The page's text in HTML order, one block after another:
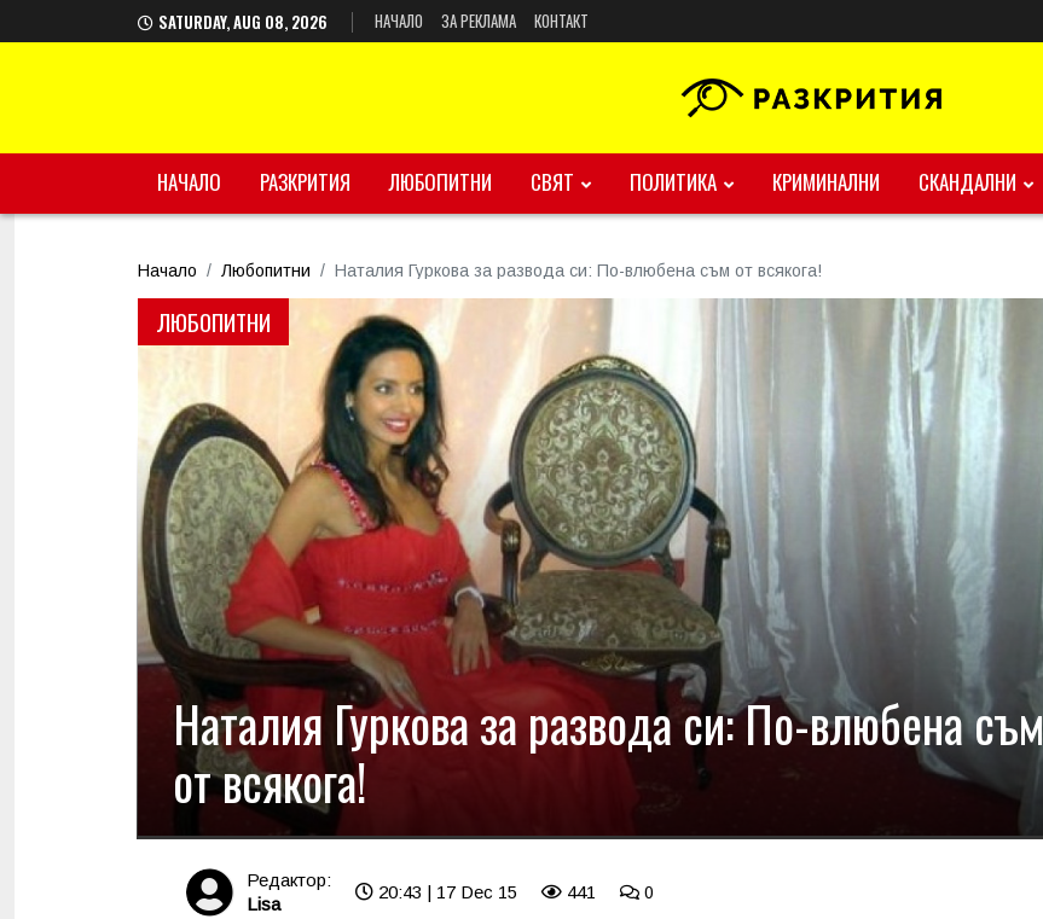
SATURDAY, AUG 08, 2026 НАЧАЛО ЗА РЕКЛАМА КОНТАКТ
НАЧАЛО РАЗКРИТИЯ ЛЮБОПИТНИ СВЯТ ПОЛИТИКА КРИМИНАЛНИ СКАНДАЛНИ
Начало Любопитни Наталия Гуркова за развода си: По-влюбена съм от всякога!
ЛЮБОПИТНИ
Наталия Гуркова за развода си: По-влюбена съм
от всякога!
Редактор:
Lisa
20:43 | 17 Dec 15 441 0